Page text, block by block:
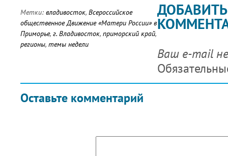
Метки: владивосток, Всероссийское
общественное Движение «Матери России» в
Приморье, г. Владивосток, приморский край,
регионы, темы недели
Оставьте комментарий
ДОБАВИТЬ
Ваш e-mail